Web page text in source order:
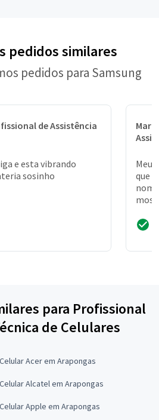
pedidos similares
pedidos para Samsung
de Assistência
e esta vibrando
sosinho
Meu
que
para Profissional
de Celulares
Acer em Arapongas
Alcatel em Arapongas
Apple em Arapongas